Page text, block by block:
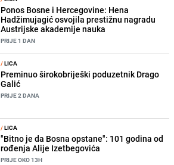
Ponos Bosne i Hercegovine: Hena
Hadžimujagić osvojila prestižnu nagradu
Austrijske akademije nauka
PRIJE 1 DAN
/LICA
Preminuo širokobriješki poduzetnik Drago
Galić
PRIJE 2 DANA
/LICA
"Bitno je da Bosna opstane": 101 godina od
rođenja Alije Izetbegovića
PRIJE OKO 13H